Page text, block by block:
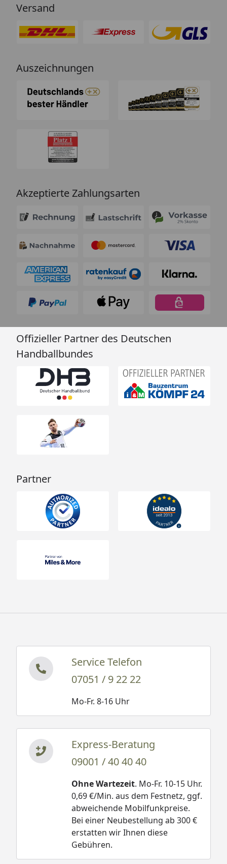
Versand
Auszeichnungen
Akzeptierte Zahlungsarten
Offizieller Partner des Deutschen
Handballbundes
Partner
Service Telefon
07051 / 9 22 22
Mo-Fr. 8-16 Uhr
Express-Beratung
09001 / 40 40 40
Ohne Wartezeit. Mo-Fr. 10-15 Uhr.
0,69 €/Min. aus dem Festnetz, ggf.
abweichende Mobilfunkpreise.
Bei einer Neubestellung ab 300 €
erstatten wir Ihnen diese
Gebühren.